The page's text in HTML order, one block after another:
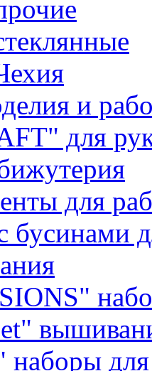
и
для
для
бусинами
наборы